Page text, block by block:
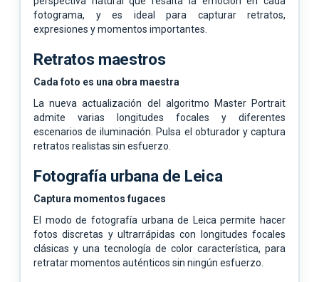
fotograma, y es ideal para capturar retratos,
expresiones y momentos importantes.
Retratos maestros
Cada foto es una obra maestra
La nueva actualización del algoritmo Master Portrait
admite varias longitudes focales y diferentes
escenarios de iluminación. Pulsa el obturador y captura
retratos realistas sin esfuerzo.
Fotografía urbana de Leica
Captura momentos fugaces
El modo de fotografía urbana de Leica permite hacer
fotos discretas y ultrarrápidas con longitudes focales
clásicas y una tecnología de color característica, para
retratar momentos auténticos sin ningún esfuerzo.